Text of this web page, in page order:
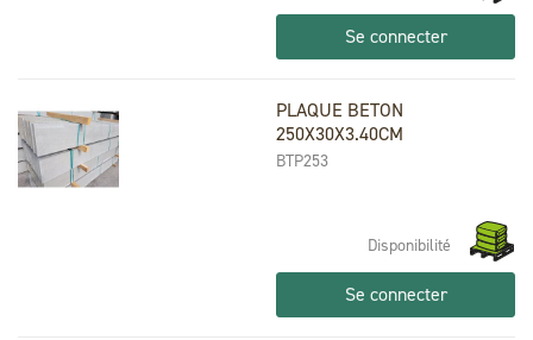
Se connecter
PLAQUE BETON
250X30X3.40CM
BTP253
Disponibilité
Se connecter